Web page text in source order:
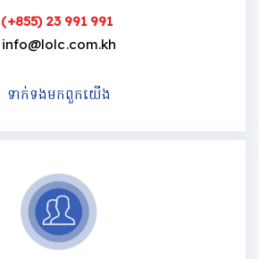
(+855) 23 991 991
info@lolc.com.kh
ទាក់ទងមកពួកយើង